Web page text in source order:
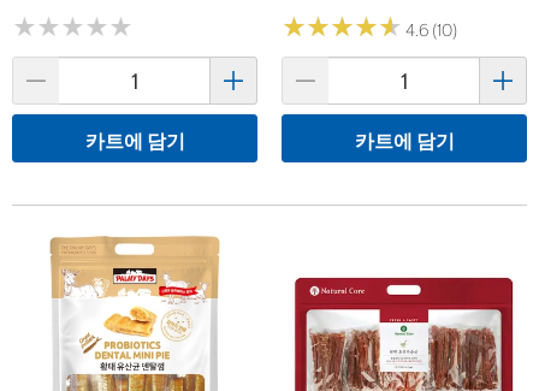
★★★★★
★★★★★
카트에 담기
★★★★★
★★★★★ 4.6 (10)
카트에 담기